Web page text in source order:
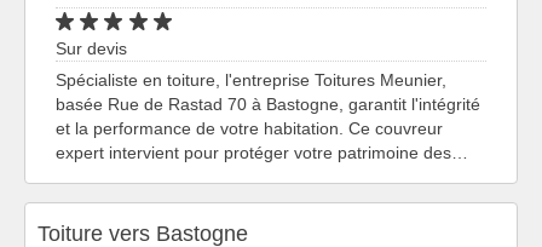
Sur devis
Spécialiste en toiture, l'entreprise Toitures Meunier,
basée Rue de Rastad 70 à Bastogne, garantit l'intégrité
et la performance de votre habitation. Ce couvreur
expert intervient pour protéger votre patrimoine des…
Toiture vers Bastogne